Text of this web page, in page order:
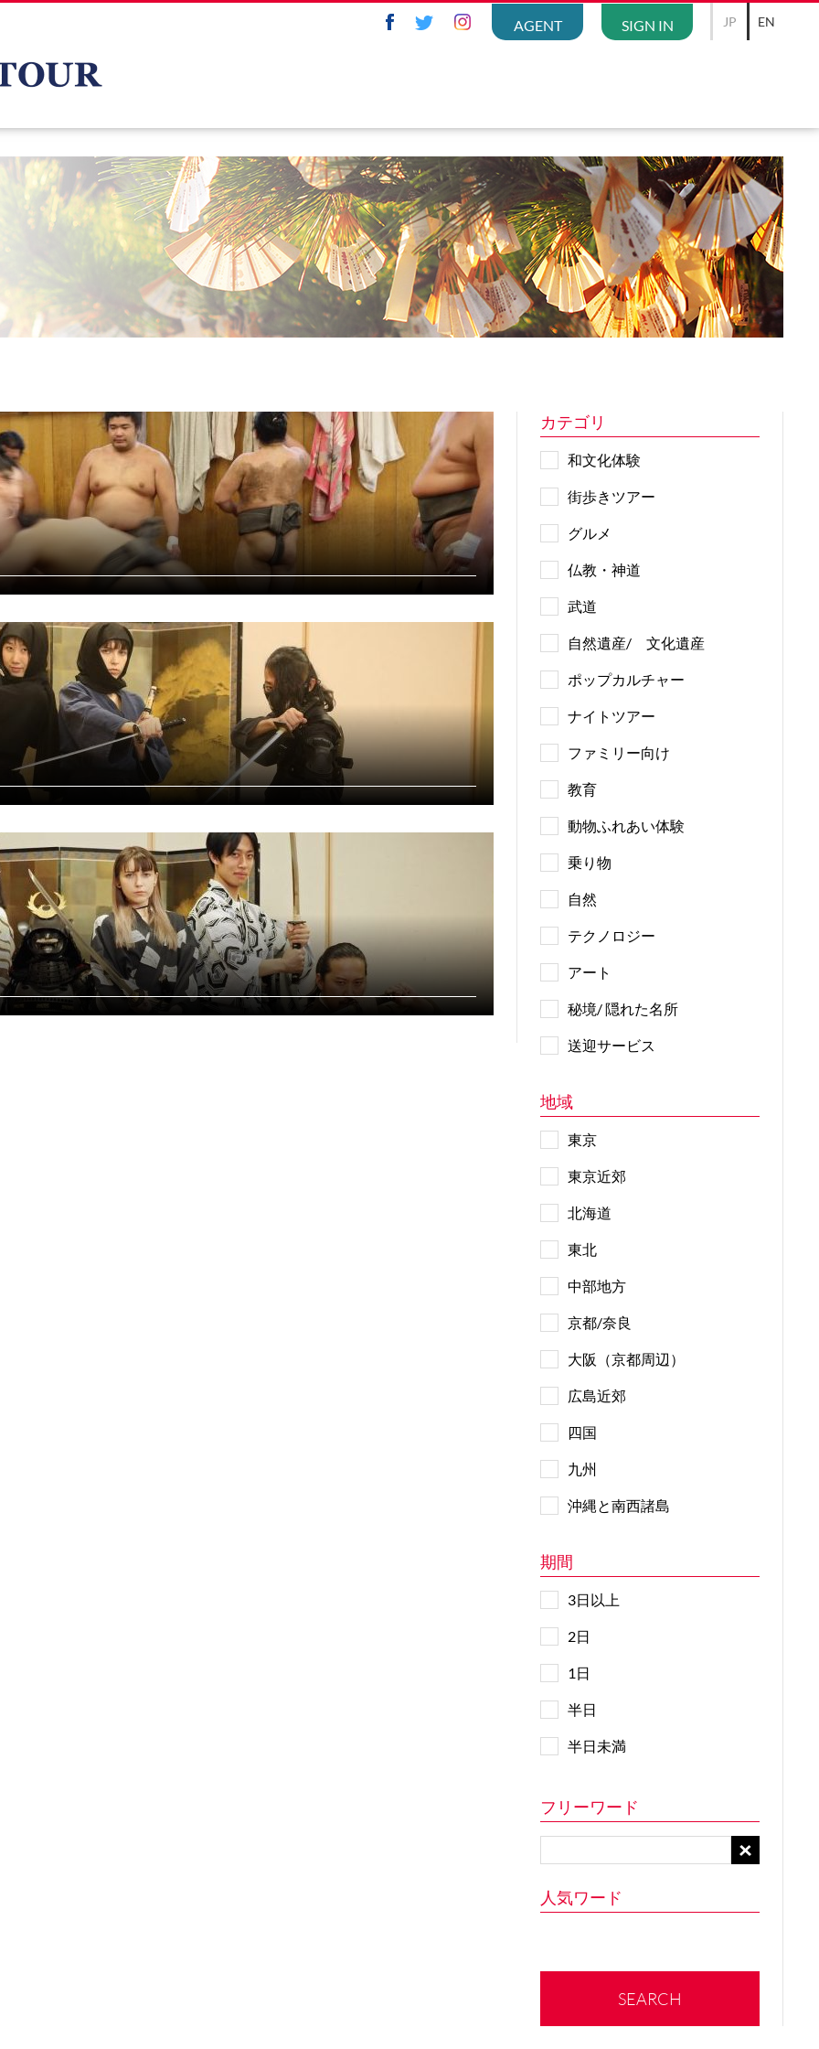
AGENT SIGN IN JP EN
カテゴリ
和文化体験
街歩きツアー
グルメ
仏教・神道
武道
自然遺産/ 文化遺産
ポップカルチャー
ナイトツアー
ファミリー向け
教育
動物ふれあい体験
乗り物
自然
テクノロジー
アート
秘境/ 隠れた名所
送迎サービス
地域
東京
東京近郊
北海道
東北
中部地方
京都/奈良
大阪（京都周辺）
広島近郊
四国
九州
沖縄と南西諸島
期間
3日以上
2日
1日
半日
半日未満
フリーワード
人気ワード
SEARCH